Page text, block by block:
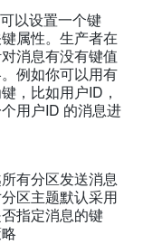
以设置一个键
属性。生产者在
消息有没有键值
例如你可以用有
，比如用户ID，
用户ID 的消息进
有分区发送消息
区主题默认采用
指定消息的键